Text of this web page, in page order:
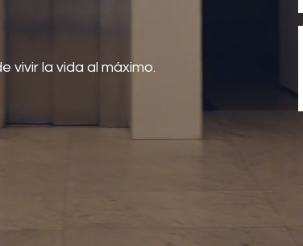
vivir la vida al máximo.